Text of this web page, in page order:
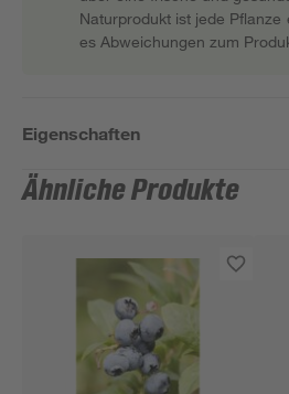
Naturprodukt ist jede Pflanze
es Abweichungen zum
Eigenschaften
Ähnliche Produkte